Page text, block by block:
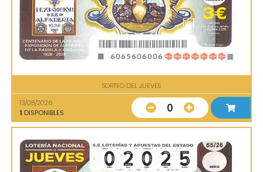
SORTEO DEL JUEVES
13/08/2026
1 DISPONIBLES 0